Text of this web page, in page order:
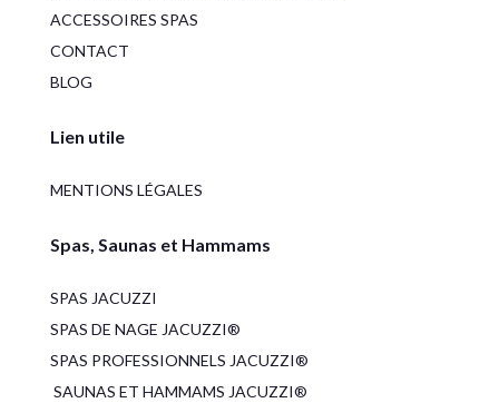
ACCESSOIRES SPAS
CONTACT
BLOG
Lien utile
MENTIONS LÉGALES
Spas, Saunas et Hammams
SPAS JACUZZI
SPAS DE NAGE JACUZZI®
SPAS PROFESSIONNELS JACUZZI®
SAUNAS ET HAMMAMS JACUZZI®